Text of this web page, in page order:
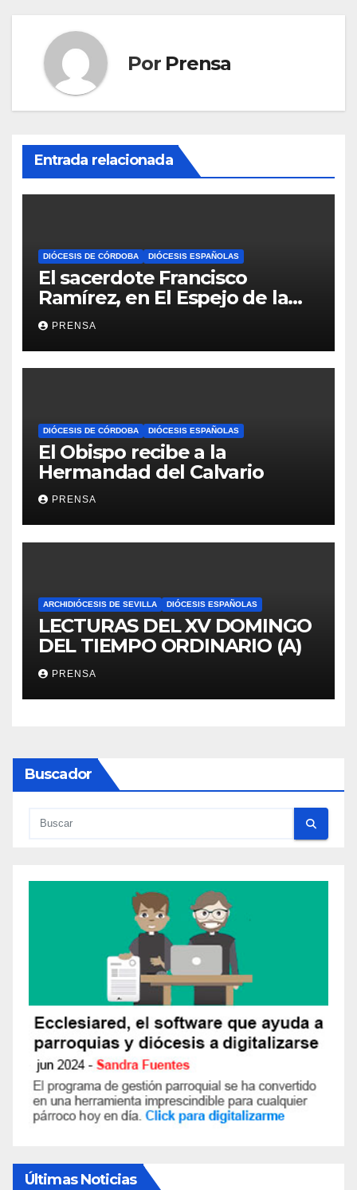
Por Prensa
Entrada relacionada
DIÓCESIS DE CÓRDOBA DIÓCESIS ESPAÑOLAS
El sacerdote Francisco
Ramírez, en El Espejo de la
Iglesia
PRENSA
DIÓCESIS DE CÓRDOBA DIÓCESIS ESPAÑOLAS
El Obispo recibe a la
Hermandad del Calvario
PRENSA
ARCHIDIÓCESIS DE SEVILLA DIÓCESIS ESPAÑOLAS
LECTURAS DEL XV DOMINGO
DEL TIEMPO ORDINARIO (A)
PRENSA
Buscador
Últimas Noticias